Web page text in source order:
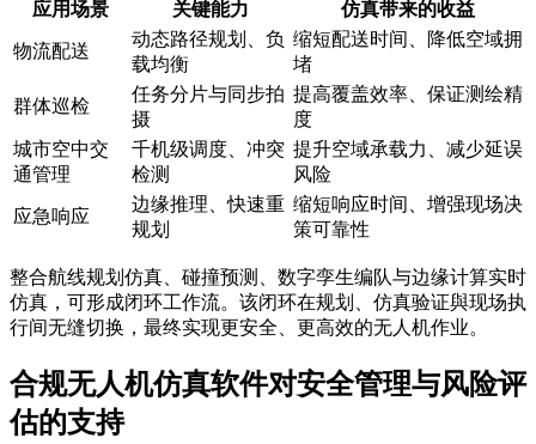
应用场景 关键能力 仿真带来的收益
物流配送
动态路径规划、负
载均衡
缩短配送时间、降低空域拥
堵
群体巡检
任务分片与同步拍
摄
提高覆盖效率、保证测绘精
度
城市空中交
通管理
千机级调度、冲突
检测
提升空域承载力、减少延误
风险
应急响应
边缘推理、快速重
规划
缩短响应时间、增强现场决
策可靠性
整合航线规划仿真、碰撞预测、数字孪生编队与边缘计算实时
仿真，可形成闭环工作流。该闭环在规划、仿真验证與现场执
行间无缝切换，最终实现更安全、更高效的无人机作业。
合规无人机仿真软件对安全管理与风险评
估的支持